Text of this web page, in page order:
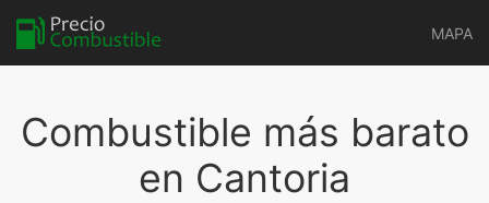
MAPA
Combustible más barato
en Cantoria